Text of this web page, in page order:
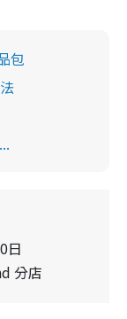
包
日
分店